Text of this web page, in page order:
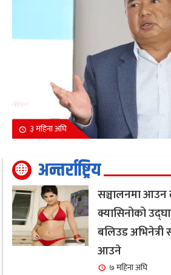
३ महिना अघि
अन्तर्राष्ट्रिय
सञ्चालनमा आउन
क्यासिनोको
बलिउड अभिनेत्री
आउने
७ महिना अघि